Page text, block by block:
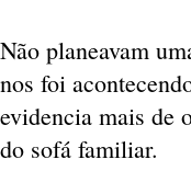
Não planeavam
nos foi
evidencia mais de
do sofá familiar.